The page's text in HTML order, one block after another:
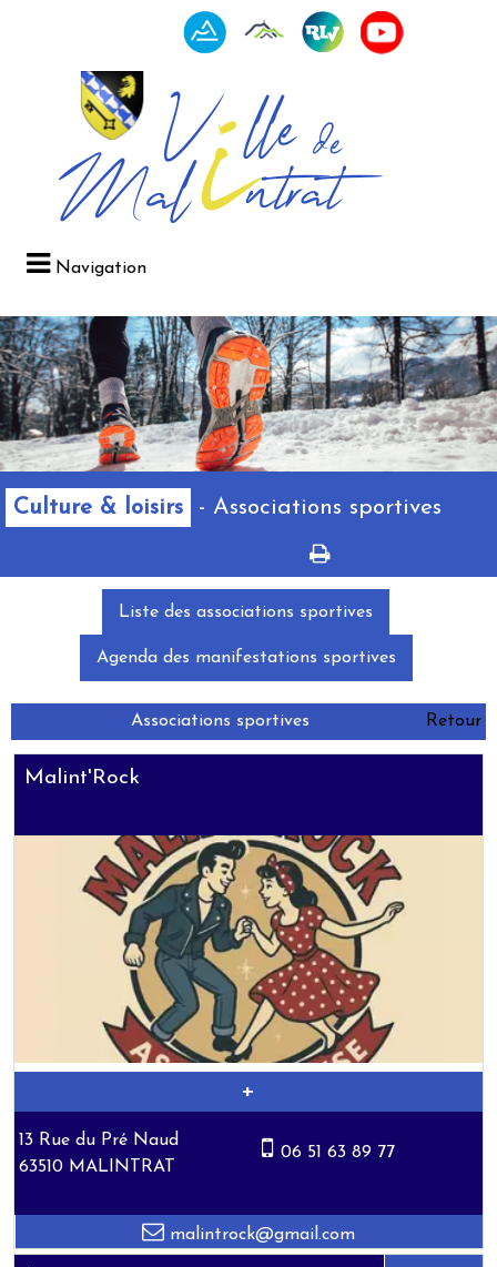
Navigation
Culture & loisirs - Associations sportives
Liste des associations sportives
Agenda des manifestations sportives
Associations sportives Retour
Malint'Rock
13 Rue du Pré Naud
63510 MALINTRAT
06 51 63 89 77
malintrock@gmail.com